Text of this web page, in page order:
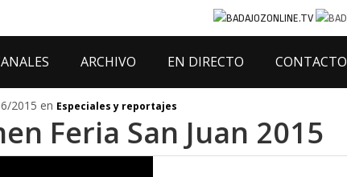
ARCHIVO EN DIRECTO CONTACTO
2015 en Especiales y reportajes
Feria San Juan 2015